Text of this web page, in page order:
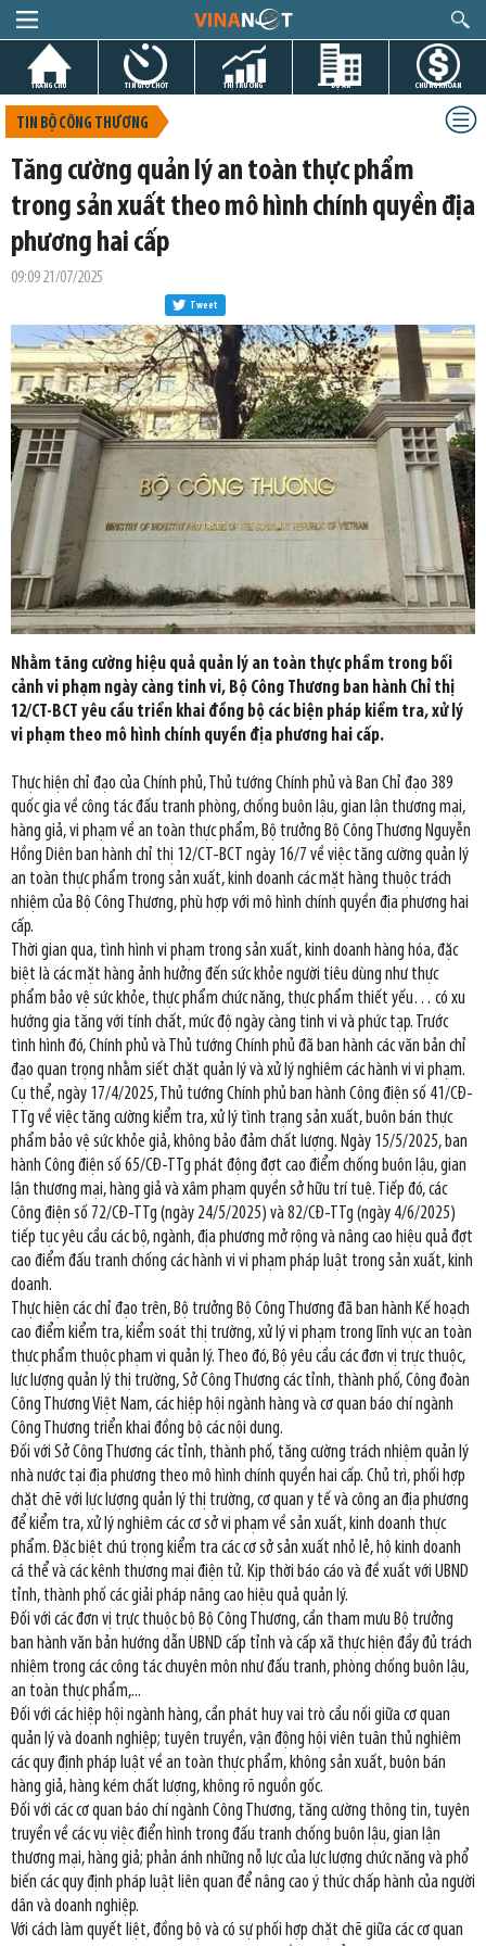
TRANG CHỦ TIN GIỜ CHÓT THỊ TRƯỜNG DỰ ÁN CHỨNG KHOÁN
TIN BỘ CÔNG THƯƠNG
Tăng cường quản lý an toàn thực phẩm
trong sản xuất theo mô hình chính quyền địa
phương hai cấp
09:09 21/07/2025
Tweet
Nhằm tăng cường hiệu quả quản lý an toàn thực phẩm trong bối
cảnh vi phạm ngày càng tinh vi, Bộ Công Thương ban hành Chỉ thị
12/CT-BCT yêu cầu triển khai đồng bộ các biện pháp kiểm tra, xử lý
vi phạm theo mô hình chính quyền địa phương hai cấp.
Thực hiện chỉ đạo của Chính phủ, Thủ tướng Chính phủ và Ban Chỉ đạo 389
quốc gia về công tác đấu tranh phòng, chống buôn lậu, gian lận thương mại,
hàng giả, vi phạm về an toàn thực phẩm, Bộ trưởng Bộ Công Thương Nguyễn
Hồng Diên ban hành chỉ thị 12/CT-BCT ngày 16/7 về việc tăng cường quản lý
an toàn thực phẩm trong sản xuất, kinh doanh các mặt hàng thuộc trách
nhiệm của Bộ Công Thương, phù hợp với mô hình chính quyền địa phương hai
cấp.
Thời gian qua, tình hình vi phạm trong sản xuất, kinh doanh hàng hóa, đặc
biệt là các mặt hàng ảnh hưởng đến sức khỏe người tiêu dùng như thực
phẩm bảo vệ sức khỏe, thực phẩm chức năng, thực phẩm thiết yếu… có xu
hướng gia tăng với tính chất, mức độ ngày càng tinh vi và phức tạp. Trước
tình hình đó, Chính phủ và Thủ tướng Chính phủ đã ban hành các văn bản chỉ
đạo quan trọng nhằm siết chặt quản lý và xử lý nghiêm các hành vi vi phạm.
Cụ thể, ngày 17/4/2025, Thủ tướng Chính phủ ban hành Công điện số 41/CĐ-
TTg về việc tăng cường kiểm tra, xử lý tình trạng sản xuất, buôn bán thực
phẩm bảo vệ sức khỏe giả, không bảo đảm chất lượng. Ngày 15/5/2025, ban
hành Công điện số 65/CĐ-TTg phát động đợt cao điểm chống buôn lậu, gian
lận thương mại, hàng giả và xâm phạm quyền sở hữu trí tuệ. Tiếp đó, các
Công điện số 72/CĐ-TTg (ngày 24/5/2025) và 82/CĐ-TTg (ngày 4/6/2025)
tiếp tục yêu cầu các bộ, ngành, địa phương mở rộng và nâng cao hiệu quả đợt
cao điểm đấu tranh chống các hành vi vi phạm pháp luật trong sản xuất, kinh
doanh.
Thực hiện các chỉ đạo trên, Bộ trưởng Bộ Công Thương đã ban hành Kế hoạch
cao điểm kiểm tra, kiểm soát thị trường, xử lý vi phạm trong lĩnh vực an toàn
thực phẩm thuộc phạm vi quản lý. Theo đó, Bộ yêu cầu các đơn vị trực thuộc,
lực lượng quản lý thị trường, Sở Công Thương các tỉnh, thành phố, Công đoàn
Công Thương Việt Nam, các hiệp hội ngành hàng và cơ quan báo chí ngành
Công Thương triển khai đồng bộ các nội dung.
Đối với Sở Công Thương các tỉnh, thành phố, tăng cường trách nhiệm quản lý
nhà nước tại địa phương theo mô hình chính quyền hai cấp. Chủ trì, phối hợp
chặt chẽ với lực lượng quản lý thị trường, cơ quan y tế và công an địa phương
để kiểm tra, xử lý nghiêm các cơ sở vi phạm về sản xuất, kinh doanh thực
phẩm. Đặc biệt chú trọng kiểm tra các cơ sở sản xuất nhỏ lẻ, hộ kinh doanh
cá thể và các kênh thương mại điện tử. Kịp thời báo cáo và đề xuất với UBND
tỉnh, thành phố các giải pháp nâng cao hiệu quả quản lý.
Đối với các đơn vị trực thuộc bộ Bộ Công Thương, cần tham mưu Bộ trưởng
ban hành văn bản hướng dẫn UBND cấp tỉnh và cấp xã thực hiện đầy đủ trách
nhiệm trong các công tác chuyên môn như đấu tranh, phòng chống buôn lậu,
an toàn thực phẩm,...
Đối với các hiệp hội ngành hàng, cần phát huy vai trò cầu nối giữa cơ quan
quản lý và doanh nghiệp; tuyên truyền, vận động hội viên tuân thủ nghiêm
các quy định pháp luật về an toàn thực phẩm, không sản xuất, buôn bán
hàng giả, hàng kém chất lượng, không rõ nguồn gốc.
Đối với các cơ quan báo chí ngành Công Thương, tăng cường thông tin, tuyên
truyền về các vụ việc điển hình trong đấu tranh chống buôn lậu, gian lận
thương mại, hàng giả; phản ánh những nỗ lực của lực lượng chức năng và phổ
biến các quy định pháp luật liên quan để nâng cao ý thức chấp hành của người
dân và doanh nghiệp.
Với cách làm quyết liệt, đồng bộ và có sự phối hợp chặt chẽ giữa các cơ quan